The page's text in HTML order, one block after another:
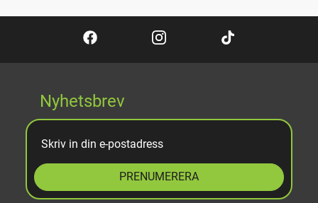
Nyhetsbrev
PRENUMERERA